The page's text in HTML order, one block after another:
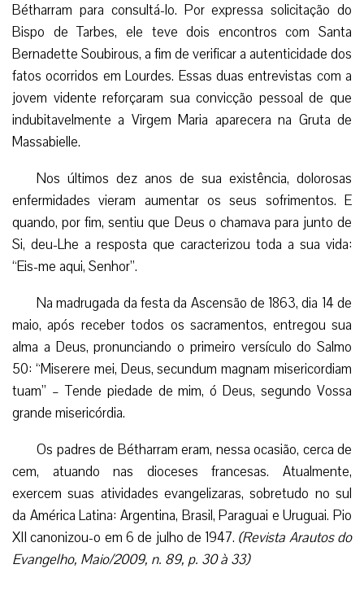
diocesano e não eram o que pretendia o santo fundador…
Foi essa a maior prova de obediência de sua vida!
Aceitando esta aparente contradição permitida pela
Providência, não enfrentou a autoridade legítima, não
recorreu a Roma e adotou as constituições de seu Bispo,
completamente insuficientes para seu desejo de perfeição.
3, 6), soube incutir em seus filhos esse espírito de
prontidão, fazendo- os religiosos de corpo inteiro, dispostos
a qualquer desafio apostólico.
Seus ansiados estatutos só foram aprovados depois
Até o fim dizendo: “Eis-me aqui, Senhor!”
Durante trinta anos, dirigiu com sabedoria a nova
Congregação. Percorria vilas e aldeias, evangelizando a
juventude, os operários e os trabalhadores agrícolas.
Enquanto os Bétharramistas se espalhavam pelas dioceses
francesas, formava-se em torno de seu Fundador um halo
de santidade e de estima. Seu confessionário estava
sempre assediado por pessoas vindas de todas as partes.
A todos acolhia com bondade, paciência e firmeza,
procurando incutir-lhes o amor à Cruz e à Santíssima
Virgem.